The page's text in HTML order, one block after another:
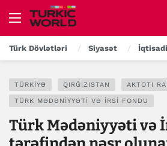
Türk Dövlətləri Siyasət
TÜRKIYƏ QIRĞIZISTAN AKTOTI
TÜRK MƏDƏNIYYƏTI VƏ İRSI FONDU
Türk Mədəniyyəti və